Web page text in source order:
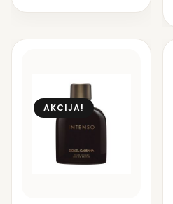
AKCIJA!